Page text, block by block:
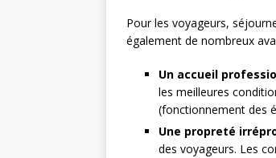
Pour les voyageurs,
également de nombreux
Un accueil
les meilleures
(fonctionnement des
Une propreté
des voyageurs. Les